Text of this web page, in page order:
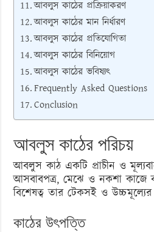
আবলুস কাঠের প্রক্রিয়াকরণ
আবলুস কাঠের মান নির্ধারণ
আবলুস কাঠের প্রতিযোগিতা
আবলুস কাঠের বিনিয়োগ
আবলুস কাঠের ভবিষ্যৎ
Frequently Asked Questions
Conclusion
আবলুস কাঠের পরিচয়
আবলুস কাঠ একটি প্রাচীন ও
আসবাবপত্র, মেঝে ও নকশা কাজে
বিশেষত্ব তার টেকসই ও উচ্চমূল্যের
কাঠের উৎপত্তি